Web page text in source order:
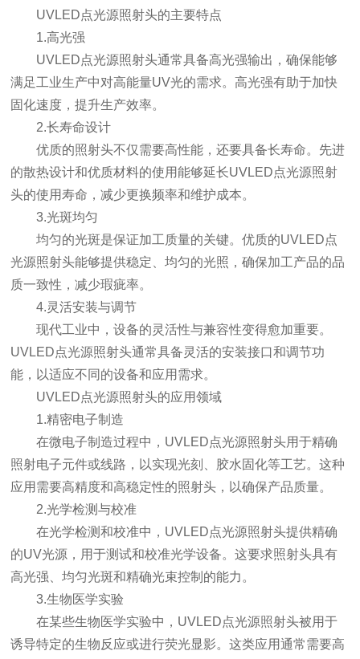
UVLED点光源照射头的主要特点
1.高光强
UVLED点光源照射头通常具备高光强输出，确保能够
满足工业生产中对高能量UV光的需求。高光强有助于加快
固化速度，提升生产效率。
2.长寿命设计
优质的照射头不仅需要高性能，还要具备长寿命。先进
的散热设计和优质材料的使用能够延长UVLED点光源照射
头的使用寿命，减少更换频率和维护成本。
3.光斑均匀
均匀的光斑是保证加工质量的关键。优质的UVLED点
光源照射头能够提供稳定、均匀的光照，确保加工产品的品
质一致性，减少瑕疵率。
4.灵活安装与调节
现代工业中，设备的灵活性与兼容性变得愈加重要。
UVLED点光源照射头通常具备灵活的安装接口和调节功
能，以适应不同的设备和应用需求。
UVLED点光源照射头的应用领域
1.精密电子制造
在微电子制造过程中，UVLED点光源照射头用于精确
照射电子元件或线路，以实现光刻、胶水固化等工艺。这种
应用需要高精度和高稳定性的照射头，以确保产品质量。
2.光学检测与校准
在光学检测和校准中，UVLED点光源照射头提供精确
的UV光源，用于测试和校准光学设备。这要求照射头具有
高光强、均匀光斑和精确光束控制的能力。
3.生物医学实验
在某些生物医学实验中，UVLED点光源照射头被用于
诱导特定的生物反应或进行荧光显影。这类应用通常需要高